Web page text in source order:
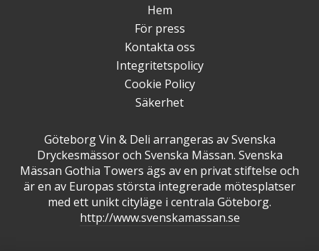
Hem
För press
Kontakta oss
Integritetspolicy
Cookie Policy
Säkerhet
Göteborg Vin & Deli arrangeras av Svenska
Dryckesmässor och Svenska Mässan. Svenska
Mässan Gothia Towers ägs av en privat stiftelse och
är en av Europas största integrerade mötesplatser
med ett unikt cityläge i centrala Göteborg.
http://www.svenskamassan.se